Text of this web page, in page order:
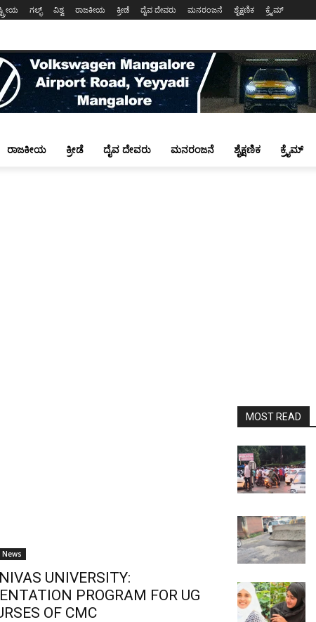
ಗಲ್ಫ್ ವಿಶ್ವ ರಾಜಕೀಯ ಕ್ರೀಡೆ ದೈವ ದೇವರು ಮನರಂಜನೆ ಶೈಕ್ಷಣಿಕ ಕ್ರೈಮ್
ರಾಜಕೀಯ ಕ್ರೀಡೆ ದೈವ ದೇವರು ಮನರಂಜನೆ ಶೈಕ್ಷಣಿಕ ಕ್ರೈಮ್
News
UNIVERSITY:
PROGRAM FOR UG
OF CMC
MOST READ